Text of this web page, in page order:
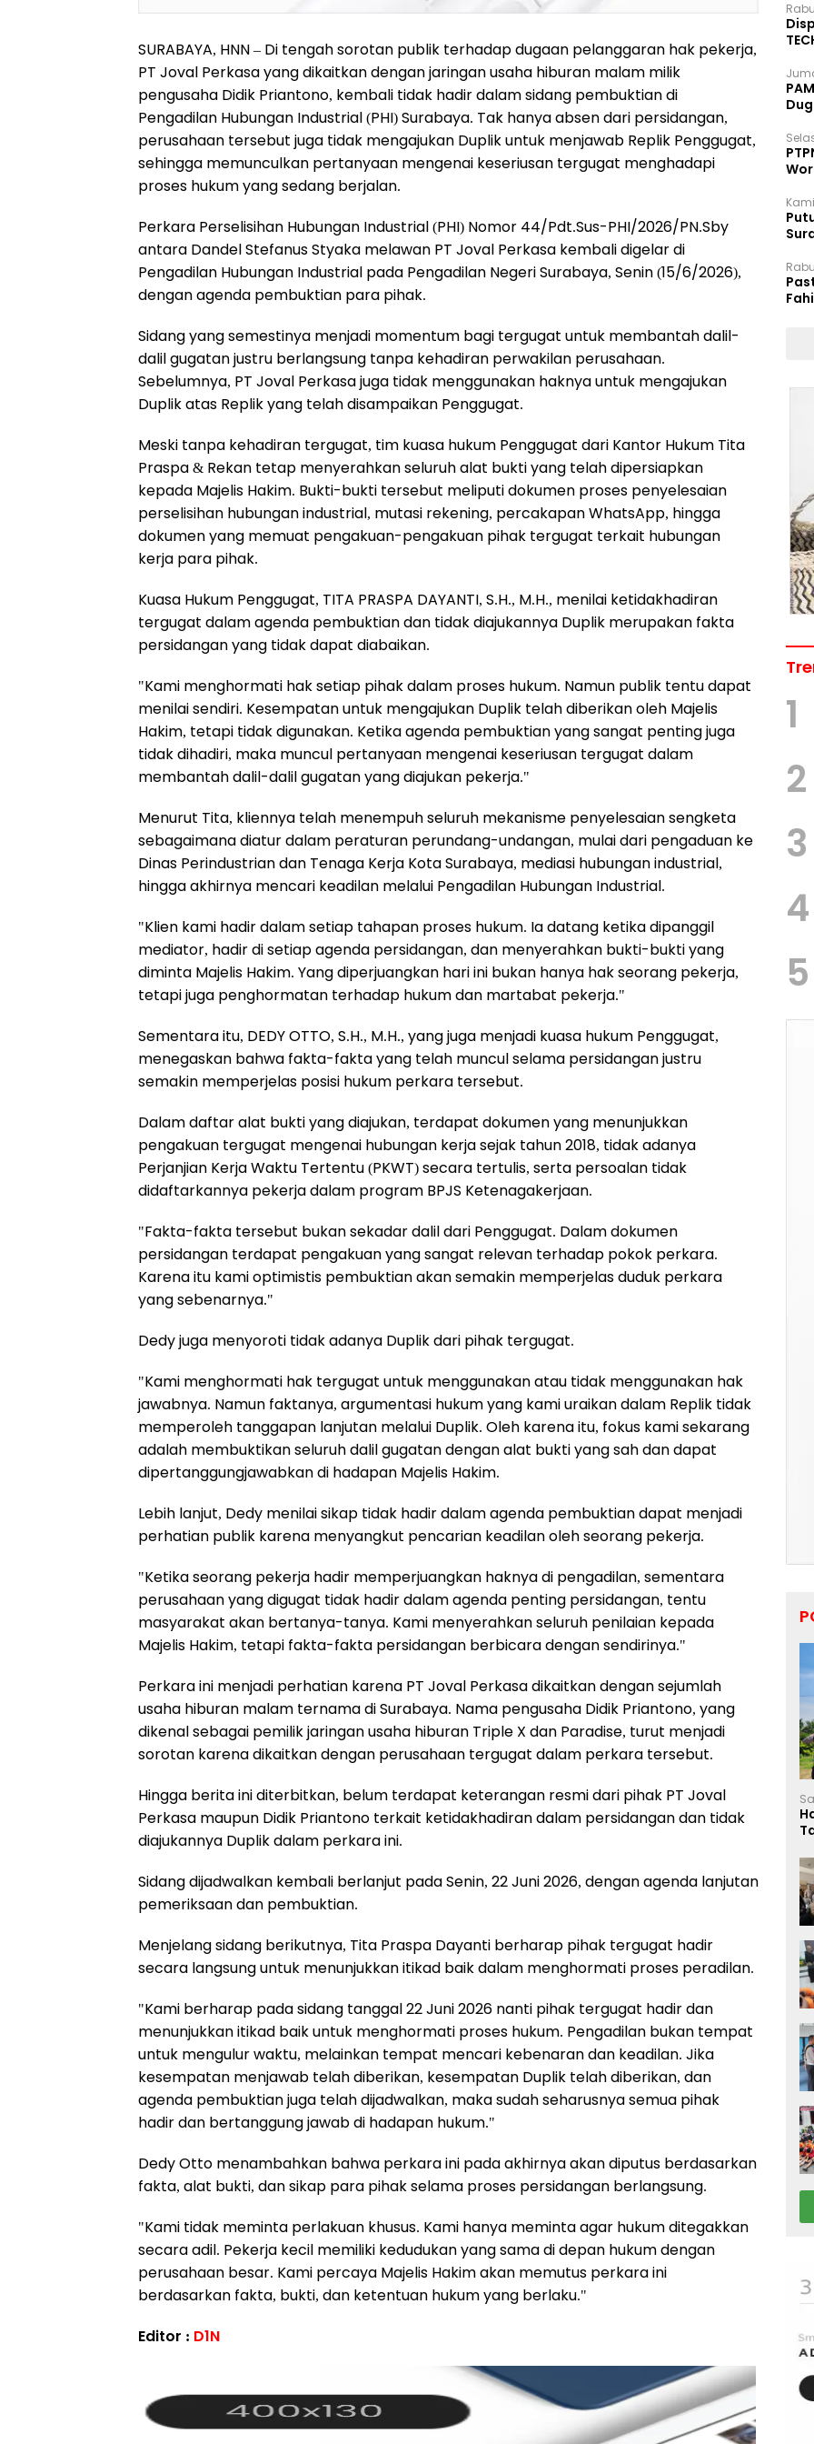
SURABAYA, HNN – Di tengah sorotan publik terhadap dugaan pelanggaran hak pekerja,
PT Joval Perkasa yang dikaitkan dengan jaringan usaha hiburan malam milik
pengusaha Didik Priantono, kembali tidak hadir dalam sidang pembuktian di
Pengadilan Hubungan Industrial (PHI) Surabaya. Tak hanya absen dari persidangan,
perusahaan tersebut juga tidak mengajukan Duplik untuk menjawab Replik Penggugat,
sehingga memunculkan pertanyaan mengenai keseriusan tergugat menghadapi
proses hukum yang sedang berjalan.
Perkara Perselisihan Hubungan Industrial (PHI) Nomor 44/Pdt.Sus-PHI/2026/PN.Sby
antara Dandel Stefanus Styaka melawan PT Joval Perkasa kembali digelar di
Pengadilan Hubungan Industrial pada Pengadilan Negeri Surabaya, Senin (15/6/2026),
dengan agenda pembuktian para pihak.
Sidang yang semestinya menjadi momentum bagi tergugat untuk membantah dalil-
dalil gugatan justru berlangsung tanpa kehadiran perwakilan perusahaan.
Sebelumnya, PT Joval Perkasa juga tidak menggunakan haknya untuk mengajukan
Duplik atas Replik yang telah disampaikan Penggugat.
Meski tanpa kehadiran tergugat, tim kuasa hukum Penggugat dari Kantor Hukum Tita
Praspa & Rekan tetap menyerahkan seluruh alat bukti yang telah dipersiapkan
kepada Majelis Hakim. Bukti-bukti tersebut meliputi dokumen proses penyelesaian
perselisihan hubungan industrial, mutasi rekening, percakapan WhatsApp, hingga
dokumen yang memuat pengakuan-pengakuan pihak tergugat terkait hubungan
kerja para pihak.
Kuasa Hukum Penggugat, TITA PRASPA DAYANTI, S.H., M.H., menilai ketidakhadiran
tergugat dalam agenda pembuktian dan tidak diajukannya Duplik merupakan fakta
persidangan yang tidak dapat diabaikan.
"Kami menghormati hak setiap pihak dalam proses hukum. Namun publik tentu dapat
menilai sendiri. Kesempatan untuk mengajukan Duplik telah diberikan oleh Majelis
Hakim, tetapi tidak digunakan. Ketika agenda pembuktian yang sangat penting juga
tidak dihadiri, maka muncul pertanyaan mengenai keseriusan tergugat dalam
membantah dalil-dalil gugatan yang diajukan pekerja."
Menurut Tita, kliennya telah menempuh seluruh mekanisme penyelesaian sengketa
sebagaimana diatur dalam peraturan perundang-undangan, mulai dari pengaduan ke
Dinas Perindustrian dan Tenaga Kerja Kota Surabaya, mediasi hubungan industrial,
hingga akhirnya mencari keadilan melalui Pengadilan Hubungan Industrial.
"Klien kami hadir dalam setiap tahapan proses hukum. Ia datang ketika dipanggil
mediator, hadir di setiap agenda persidangan, dan menyerahkan bukti-bukti yang
diminta Majelis Hakim. Yang diperjuangkan hari ini bukan hanya hak seorang pekerja,
tetapi juga penghormatan terhadap hukum dan martabat pekerja."
Sementara itu, DEDY OTTO, S.H., M.H., yang juga menjadi kuasa hukum Penggugat,
menegaskan bahwa fakta-fakta yang telah muncul selama persidangan justru
semakin memperjelas posisi hukum perkara tersebut.
Dalam daftar alat bukti yang diajukan, terdapat dokumen yang menunjukkan
pengakuan tergugat mengenai hubungan kerja sejak tahun 2018, tidak adanya
Perjanjian Kerja Waktu Tertentu (PKWT) secara tertulis, serta persoalan tidak
didaftarkannya pekerja dalam program BPJS Ketenagakerjaan.
"Fakta-fakta tersebut bukan sekadar dalil dari Penggugat. Dalam dokumen
persidangan terdapat pengakuan yang sangat relevan terhadap pokok perkara.
Karena itu kami optimistis pembuktian akan semakin memperjelas duduk perkara
yang sebenarnya."
Dedy juga menyoroti tidak adanya Duplik dari pihak tergugat.
"Kami menghormati hak tergugat untuk menggunakan atau tidak menggunakan hak
jawabnya. Namun faktanya, argumentasi hukum yang kami uraikan dalam Replik tidak
memperoleh tanggapan lanjutan melalui Duplik. Oleh karena itu, fokus kami sekarang
adalah membuktikan seluruh dalil gugatan dengan alat bukti yang sah dan dapat
dipertanggungjawabkan di hadapan Majelis Hakim.
Lebih lanjut, Dedy menilai sikap tidak hadir dalam agenda pembuktian dapat menjadi
perhatian publik karena menyangkut pencarian keadilan oleh seorang pekerja.
"Ketika seorang pekerja hadir memperjuangkan haknya di pengadilan, sementara
perusahaan yang digugat tidak hadir dalam agenda penting persidangan, tentu
masyarakat akan bertanya-tanya. Kami menyerahkan seluruh penilaian kepada
Majelis Hakim, tetapi fakta-fakta persidangan berbicara dengan sendirinya."
Perkara ini menjadi perhatian karena PT Joval Perkasa dikaitkan dengan sejumlah
usaha hiburan malam ternama di Surabaya. Nama pengusaha Didik Priantono, yang
dikenal sebagai pemilik jaringan usaha hiburan Triple X dan Paradise, turut menjadi
sorotan karena dikaitkan dengan perusahaan tergugat dalam perkara tersebut.
Hingga berita ini diterbitkan, belum terdapat keterangan resmi dari pihak PT Joval
Perkasa maupun Didik Priantono terkait ketidakhadiran dalam persidangan dan tidak
diajukannya Duplik dalam perkara ini.
Sidang dijadwalkan kembali berlanjut pada Senin, 22 Juni 2026, dengan agenda lanjutan
pemeriksaan dan pembuktian.
Menjelang sidang berikutnya, Tita Praspa Dayanti berharap pihak tergugat hadir
secara langsung untuk menunjukkan itikad baik dalam menghormati proses peradilan.
"Kami berharap pada sidang tanggal 22 Juni 2026 nanti pihak tergugat hadir dan
menunjukkan itikad baik untuk menghormati proses hukum. Pengadilan bukan tempat
untuk mengulur waktu, melainkan tempat mencari kebenaran dan keadilan. Jika
kesempatan menjawab telah diberikan, kesempatan Duplik telah diberikan, dan
agenda pembuktian juga telah dijadwalkan, maka sudah seharusnya semua pihak
hadir dan bertanggung jawab di hadapan hukum."
Dedy Otto menambahkan bahwa perkara ini pada akhirnya akan diputus berdasarkan
fakta, alat bukti, dan sikap para pihak selama proses persidangan berlangsung.
"Kami tidak meminta perlakuan khusus. Kami hanya meminta agar hukum ditegakkan
secara adil. Pekerja kecil memiliki kedudukan yang sama di depan hukum dengan
perusahaan besar. Kami percaya Majelis Hakim akan memutus perkara ini
berdasarkan fakta, bukti, dan ketentuan hukum yang berlaku."
Editor : D1N
1
2
3
4
5